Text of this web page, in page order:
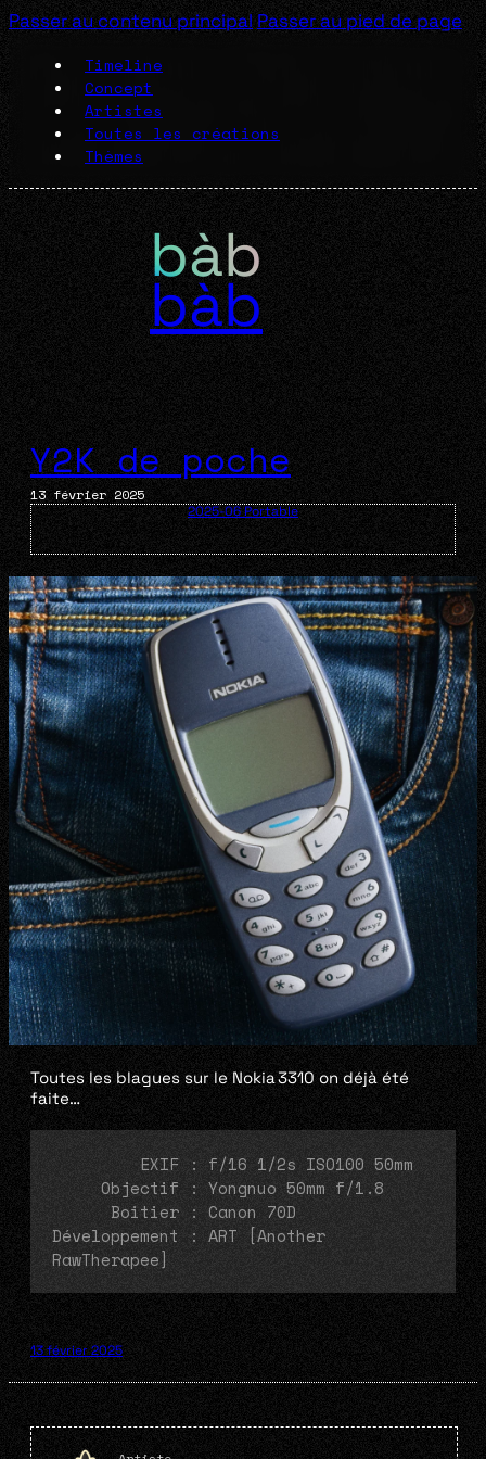
Passer au contenu principal Passer au pied de page
Timeline
Concept
Artistes
Toutes les créations
Thèmes
bàb
Y2K de poche
13 février 2025
2025-06 Portable
Toutes les blagues sur le Nokia 3310 on déjà été
faite…
         EXIF : f/16 1/2s ISO100 50mm
     Objectif : Yongnuo 50mm f/1.8
      Boitier : Canon 70D
Développement : ART [Another
RawTherapee]
13 février 2025